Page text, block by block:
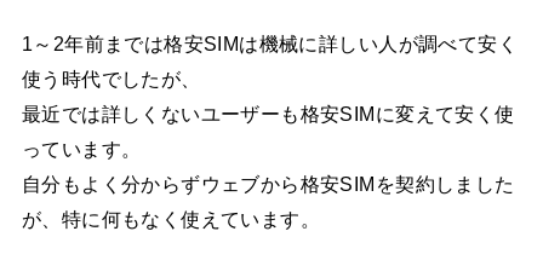
1～2年前までは格安SIMは機械に詳しい人が調べて安く
使う時代でしたが、
最近では詳しくないユーザーも格安SIMに変えて安く使
っています。
自分もよく分からずウェブから格安SIMを契約しました
が、特に何もなく使えています。